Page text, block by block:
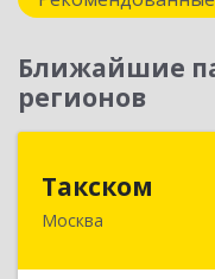
Ближайшие
регионов
Такском
Москва119034,